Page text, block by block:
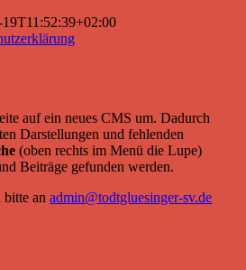
auf ein neues CMS um. Dadurch
Darstellungen und fehlenden
(oben rechts im Menü die Lupe)
Beiträge gefunden werden.
bitte anadmin@todtgluesinger-sv.de